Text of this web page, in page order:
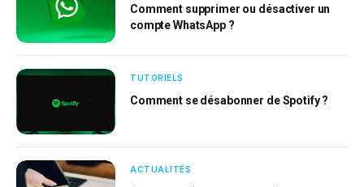
Comment supprimer ou désactiver un
compte WhatsApp ?
TUTORIELS
Comment se désabonner de Spotify ?
ACTUALITÉS